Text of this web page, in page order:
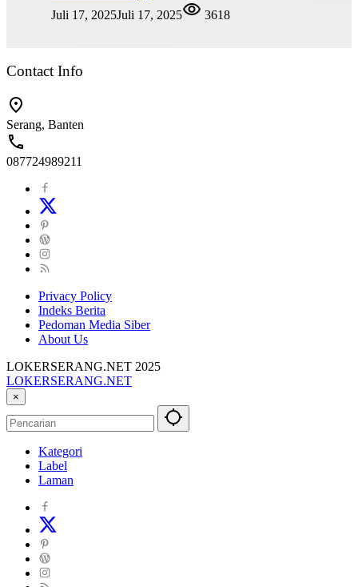
Juli 17, 2025Juli 17, 2025 3618
Contact Info
Serang, Banten
087724989211
Privacy Policy
Indeks Berita
Pedoman Media Siber
About Us
LOKERSERANG.NET 2025
LOKERSERANG.NET
Info
Lowongan
Kerja
Sekitarnya
×
Kategori
Label
Laman